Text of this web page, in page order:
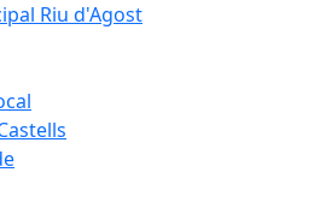
Riu d'Agost